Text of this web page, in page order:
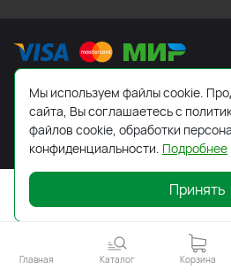
2026 © Все права защищены.
Главная Каталог Корзина
Мы используем файлы cookie.
сайта, Вы соглашаетесь с
файлов cookie, обработки
конфиденциальности. Подробнее
Принять